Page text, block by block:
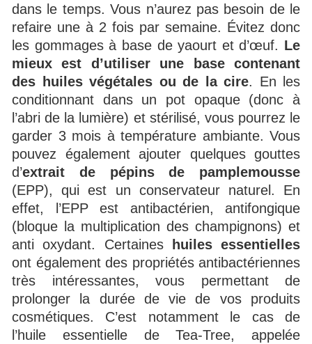
dans le temps. Vous n’aurez pas besoin de le
refaire une à 2 fois par semaine. Évitez donc
les gommages à base de yaourt et d’œuf. Le
mieux est d’utiliser une base contenant
des huiles végétales ou de la cire. En les
conditionnant dans un pot opaque (donc à
l’abri de la lumière) et stérilisé, vous pourrez le
garder 3 mois à température ambiante. Vous
pouvez également ajouter quelques gouttes
d’extrait de pépins de pamplemousse
(EPP), qui est un conservateur naturel. En
effet, l’EPP est antibactérien, antifongique
(bloque la multiplication des champignons) et
anti oxydant. Certaines
huiles essentielles
ont également des propriétés antibactériennes
très intéressantes, vous permettant de
prolonger la durée de vie de vos produits
cosmétiques. C’est notamment le cas de
l’huile essentielle de Tea-Tree, appelée